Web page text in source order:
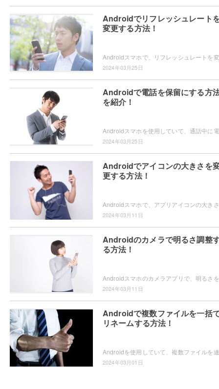
Androidでリフレッシュレート
変更する方法！
2024年03月25日
Androidで電話を保留にする方
を紹介！
2024年03月25日
Androidでアイコンの大きさを
更する方法！
2024年03月11日
Androidのカメラで明るさ調整
る方法！
2024年03月11日
Androidで複数ファイルを一括
リネームする方法！
2024年03月01日